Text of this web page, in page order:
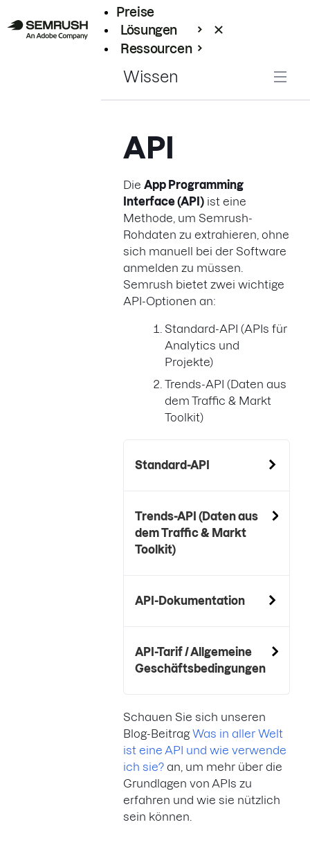
Preise
Lösungen
Ressourcen
Wissen
API
Die App Programming
Interface (API) ist eine
Methode, um Semrush-
Rohdaten zu extrahieren, ohne
sich manuell bei der Software
anmelden zu müssen.
Semrush bietet zwei wichtige
API-Optionen an:
Standard-API (APIs für
Analytics und
Projekte)
Trends-API (Daten aus
dem Traffic & Markt
Toolkit)
Standard-API
Trends-API (Daten aus
dem Traffic & Markt
Toolkit)
API-Dokumentation
API-Tarif / Allgemeine
Geschäftsbedingungen
Schauen Sie sich unseren
Blog-BeitragWas in aller Welt
ist eine API und wie verwende
ich sie? an, um mehr über die
Grundlagen von APIs zu
erfahren und wie sie nützlich
sein können.